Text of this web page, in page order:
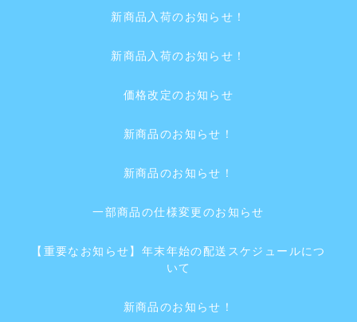
新商品入荷のお知らせ！
新商品入荷のお知らせ！
価格改定のお知らせ
新商品のお知らせ！
新商品のお知らせ！
一部商品の仕様変更のお知らせ
【重要なお知らせ】年末年始の配送スケジュールにつ
いて
新商品のお知らせ！